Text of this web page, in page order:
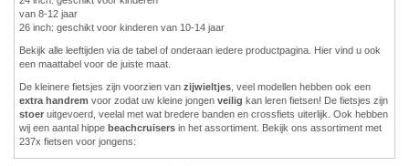
van 8-12 jaar
26 inch: geschikt voor kinderen van 10-14 jaar
Bekijk alle leeftijden via de tabel of onderaan iedere productpagina. Hier vind u ook
een maattabel voor de juiste maat.
De kleinere fietsjes zijn voorzien van zijwieltjes , veel modellen hebben ook een
extra handrem voor zodat uw kleine jongen veilig kan leren fietsen! De fietsjes zijn
stoer uitgevoerd, veelal met wat bredere banden en crossfiets uiterlijk. Ook hebben
wij een aantal hippe beachcruisers in het assortiment. Bekijk ons assortiment met
237x fietsen voor jongens: